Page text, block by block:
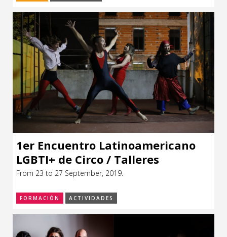
1er Encuentro Latinoamericano
LGBTI+ de Circo / Talleres
From 23 to 27 September, 2019.
FORMACIÓN ACTIVIDADES